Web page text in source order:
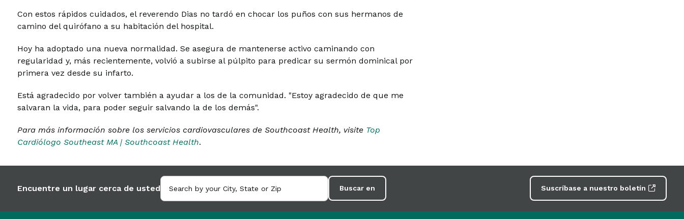
Con estos rápidos cuidados, el reverendo Dias no tardó en chocar los puños con sus hermanos de
camino del quirófano a su habitación del hospital.
Hoy ha adoptado una nueva normalidad. Se asegura de mantenerse activo caminando con
regularidad y, más recientemente, volvió a subirse al púlpito para predicar su sermón dominical por
primera vez desde su infarto.
Está agradecido por volver también a ayudar a los de la comunidad. "Estoy agradecido de que me
salvaran la vida, para poder seguir salvando la de los demás".
Para más información sobre los servicios cardiovasculares de Southcoast Health, visite Top
Cardiólogo Southeast MA | Southcoast Health.
Encuentre un lugar cerca de usted Buscar en Suscríbase a nuestro boletín